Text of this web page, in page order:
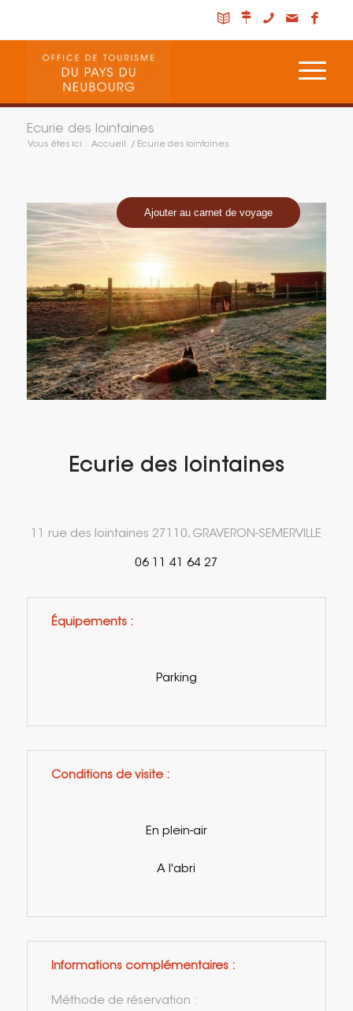
Ecurie des lointaines
Vous êtes ici : Accueil / Ecurie des lointaines
Ajouter au carnet de voyage
Ecurie des lointaines
11 rue des lointaines 27110, GRAVERON-SEMERVILLE
06 11 41 64 27
Équipements :
Parking
Conditions de visite :
En plein-air
A l'abri
Informations complémentaires :
Méthode de réservation :